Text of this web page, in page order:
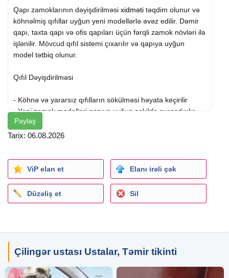
Qapı zamoklarının dəyişdirilməsi xidməti təqdim olunur və
köhnəlmiş qıfıllar uyğun yeni modellərlə əvəz edilir. Dəmir
qapı, taxta qapı və ofis qapıları üçün fərqli zamok növləri ilə
işlənilir. Mövcud qıfıl sistemi çıxarılır və qapıya uyğun
model tətbiq olunur.
Qıfıl Dəyişdirilməsi
- Köhnə və yararsız qıfılların sökülməsi həyata keçirilir
- Yeni zamok modelləri qapıya uyğun şəkildə quraşdırılır
- Müxtəlif ölçü və quruluşda qıfıllarla işlənilir
- Dəmir qapılar üçün uyğun qıfıl seçimləri tətbiq olunur
- Taxta qapılar üzrə zamok dəyişdirilməsi görülür
- Ofis qapıları üçün uyğun modellərlə əvəzləmə edilir
- Yeni model qapının ölçüsünə uyğun yerləşdirilir
- Zamok mexanizminin düzgün işləməsi yoxlanılır
Paylaş
Tarix: 06.08.2026
ViP elan et Elanı irəli çək
Düzəliş et Sil
Çilingər ustası Ustalar, Təmir tikinti